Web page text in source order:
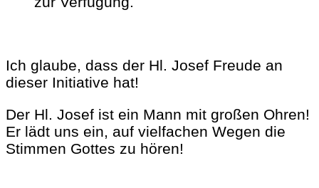
Ich glaube, dass der Hl. Josef Freude an
dieser Initiative hat!
Der Hl. Josef ist ein Mann mit großen Ohren!
Er lädt uns ein, auf vielfachen Wegen die
Stimmen Gottes zu hören!